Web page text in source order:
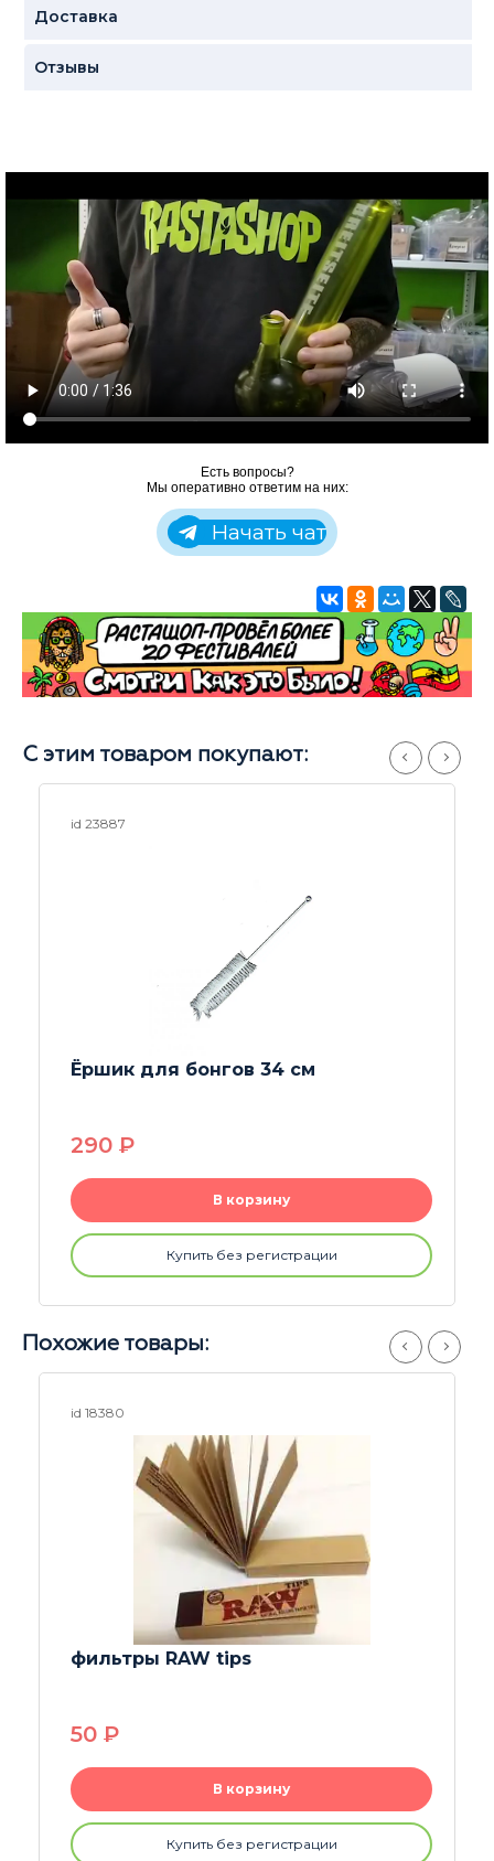
Доставка
Отзывы
Есть вопросы?
Мы оперативно ответим на них:
Начать чат
С этим товаром покупают:
для бонгов 34 см
Купить без регистрации
Похожие товары:
id 18380
фильтры RAW tips
50 P
В корзину
Купить без регистрации